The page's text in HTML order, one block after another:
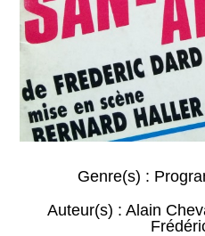
Genre(s) :
Auteur(s) : Alain